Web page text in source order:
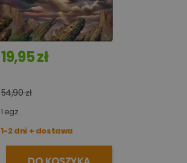
19,95 zł
54,90 zł
1 egz.
1-2 dni + dostawa